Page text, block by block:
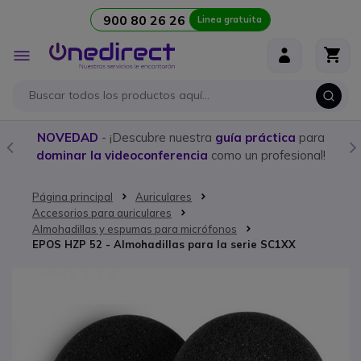
900 80 26 26 Linea gratuita
Toggle
Nav
NOVEDAD - ¡Descubre nuestra guía práctica para
dominar la videoconferencia como un profesional!
Página principal
Auriculares
Accesorios para auriculares
Almohadillas y espumas para micrófonos
EPOS HZP 52 - Almohadillas para la serie SC1XX